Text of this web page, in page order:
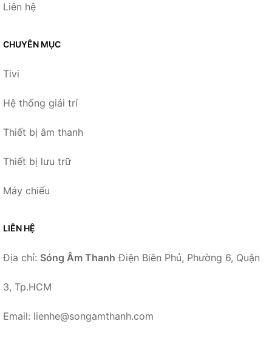
Liên hệ
CHUYÊN MỤC
Tivi
Hệ thống giải trí
Thiết bị âm thanh
Thiết bị lưu trữ
Máy chiếu
LIÊN HỆ
Địa chỉ: Sóng Âm Thanh Điện Biên Phủ, Phường 6, Quận
3, Tp.HCM
Email: lienhe@songamthanh.com